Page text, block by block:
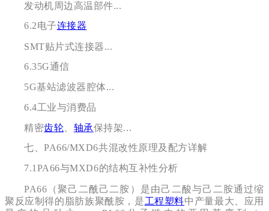
发动机周边高温部件...
6.2电子连接器
SMT贴片式连接器...
6.35G通信
5G基站滤波器腔体...
6.4工业与消费品
精密齿轮 轴承保持架...
七、PA66/MXD6共混改性原理及配方详解
7.1PA66与MXD6的结构互补性分析
PA66（聚己二酰己二胺）是由己二酸与己二胺通过缩
聚反应制得的脂肪族聚酰胺，是工程塑料中产量最大、应用